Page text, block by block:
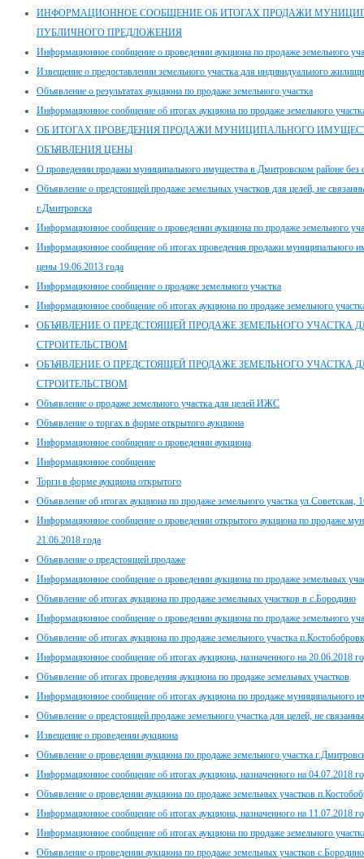
ИНФОРМАЦИОННОЕ СООБЩЕНИЕ ОБ ИТОГАХ ПРОДАЖИ
ПУБЛИЧНОГО ПРЕДЛОЖЕНИЯ
Информационное сообщение о проведении аукциона по продаже земельного
Извещение о предоставлении земельного участка для индивидуального
Объявление о результатах аукциона по продаже земельного участка
Информационное сообщение об итогах аукциона по продаже земельного
ОБ ИТОГАХ ПРОВЕДЕНИЯ ПРОДАЖИ МУНИЦИПАЛЬНОГО
ОБЪЯВЛЕНИЯ ЦЕНЫ
О проведении продажи муниципального имущества в Дмитровском районе без
Объявление о предстоящей продаже земельных участков для целей, не
г.Дмитровска
Информационное сообщение о проведении аукциона по продаже земельного
Информационное сообщение об итогах проведения продажи муниципального
цены 19.06.2013 года
Информационное сообщение о продаже земельного участка
Информационное сообщение об итогах аукциона по продаже земельного
ОБЪЯВЛЕНИЕ О ПРЕДСТОЯЩЕЙ ПРОДАЖЕ ЗЕМЕЛЬНОГО УЧАСТКА
СТРОИТЕЛЬСТВОМ
ОБЪЯВЛЕНИЕ О ПРЕДСТОЯЩЕЙ ПРОДАЖЕ ЗЕМЕЛЬНОГО УЧАСТКА
СТРОИТЕЛЬСТВОМ
Объявление о продаже земельного участка для целей ИЖС
Объявление о торгах в форме открытого аукциона
Информационное сообщение о проведении аукциона
Информационное сообщение
Торги в форме аукциона открытого
Объявление об итогах аукциона по продаже земельного участка ул.Советская,
Информационное сообщение о проведении открытого аукциона по продаже
21.06.2018 года
Объявление о предстоящей продаже
Информационное сообщение о проведении аукциона по продаже земельных
Объявление об итогах аукциона по продаже земельных участков в с.Бородино
Информационное сообщение о проведении аукциона по продаже земельного
Объявление об итогах аукциона по продаже земельного участка
Информационное сообщение об итогах аукциона, назначенного на 20.06.2018
Объявление об итогах проведения аукциона по продаже земельных участков
Информационное сообщение об итогах аукциона по продаже муниципального
Объявление о предстоящей продаже земельного участка для целей, не
Извещение о проведении аукциона
Объявление о проведении аукциона по продаже земельного участка
Информационное сообщение об итогах аукциона, назначенного на 04.07.2018
Объявление о проведении аукциона по продаже земельных участков
Информационное сообщение об итогах аукциона, назначенного на 11.07.2018
Информационное сообщение об итогах аукциона по продаже земельного
Объявление о проведении аукциона по продаже земельных участков